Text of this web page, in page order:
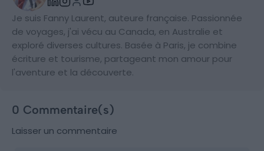
Je suis Fanny Laurent, auteure française. Passionnée
de voyages, j'ai vécu au Canada, en Australie et
exploré diverses cultures. Basée à Paris, je combine
écriture et tourisme, partageant mon amour pour
l'aventure et la découverte.
0 Commentaire(s)
Laisser un commentaire